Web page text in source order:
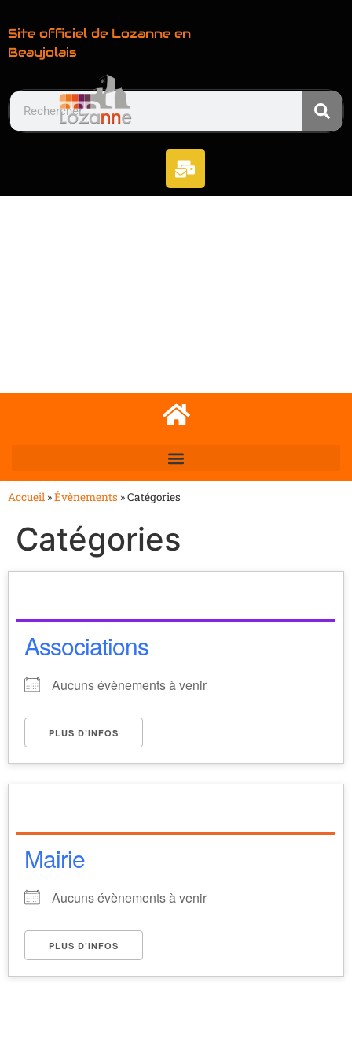
Site officiel de Lozanne en
Beaujolais
Accueil »Évènements »Catégories
Catégories
Associations
Aucuns évènements à venir
PLUS D’INFOS
Mairie
Aucuns évènements à venir
PLUS D’INFOS